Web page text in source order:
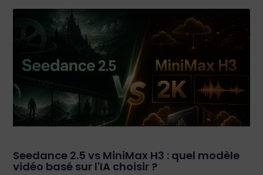
Seedance 2.5 vs MiniMax H3 : quel modèle
vidéo basé sur l'IA choisir ?